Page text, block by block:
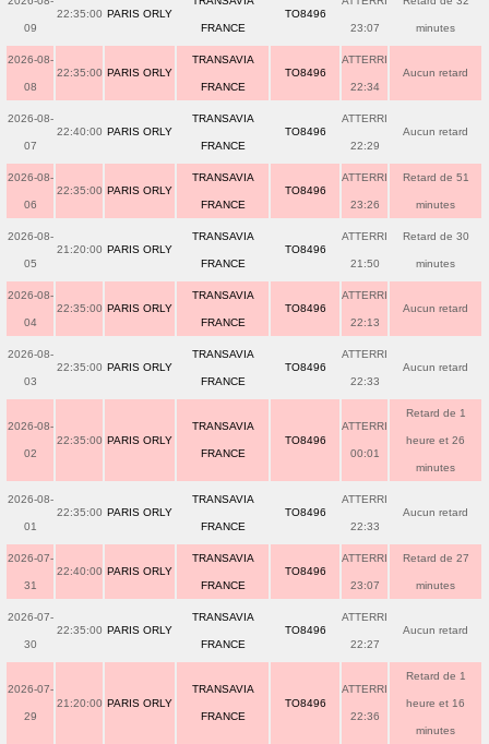
09
22:35:00 PARIS ORLY
FRANCE
TO8496
23:07 minutes
2026-08-
08
22:35:00 PARIS ORLY
TRANSAVIA
FRANCE
TO8496
ATTERRI
22:34
Aucun retard
2026-08-
07
22:40:00 PARIS ORLY
TRANSAVIA
FRANCE
TO8496
ATTERRI
22:29
Aucun retard
2026-08-
06
22:35:00 PARIS ORLY
TRANSAVIA
FRANCE
TO8496
ATTERRI
23:26
Retard de 51
minutes
2026-08-
05
21:20:00 PARIS ORLY
TRANSAVIA
FRANCE
TO8496
ATTERRI
21:50
Retard de 30
minutes
2026-08-
04
22:35:00 PARIS ORLY
TRANSAVIA
FRANCE
TO8496
ATTERRI
22:13
Aucun retard
2026-08-
03
22:35:00 PARIS ORLY
TRANSAVIA
FRANCE
TO8496
ATTERRI
22:33
Aucun retard
2026-08-
02
22:35:00 PARIS ORLY
TRANSAVIA
FRANCE
TO8496
ATTERRI
00:01
Retard de 1
heure et 26
minutes
2026-08-
01
22:35:00 PARIS ORLY
TRANSAVIA
FRANCE
TO8496
ATTERRI
22:33
Aucun retard
2026-07-
31
22:40:00 PARIS ORLY
TRANSAVIA
FRANCE
TO8496
ATTERRI
23:07
Retard de 27
minutes
2026-07-
30
22:35:00 PARIS ORLY
TRANSAVIA
FRANCE
TO8496
ATTERRI
22:27
Aucun retard
2026-07-
29
21:20:00 PARIS ORLY
TRANSAVIA
FRANCE
TO8496
ATTERRI
22:36
Retard de 1
heure et 16
minutes